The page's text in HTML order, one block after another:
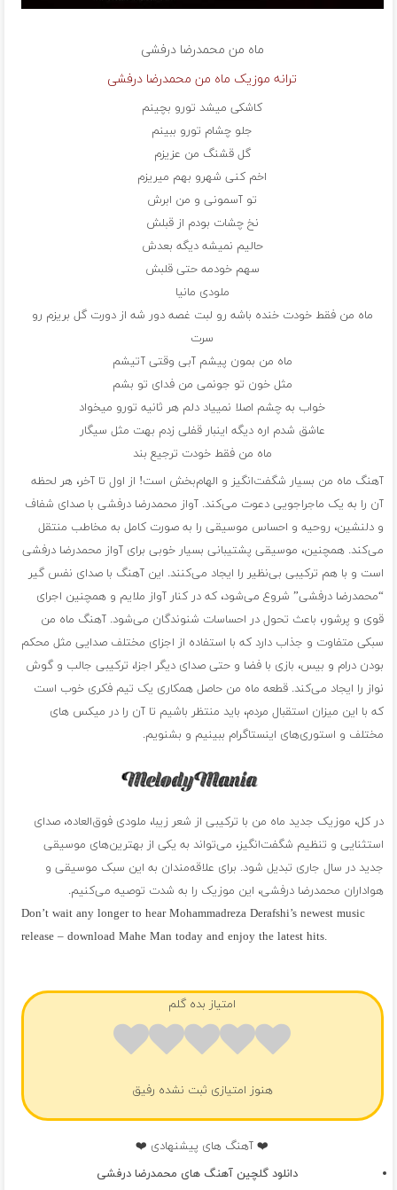
ماه من محمدرضا درفشی
ترانه موزیک ماه من محمدرضا درفشی
کاشکی میشد تورو بچینم
جلو چشام تورو ببینم
گل قشنگ من عزیزم
اخم کنی شهرو بهم میریزم
تو آسمونی و من ابرش
نخ چشات بودم از قبلش
حالیم نمیشه دیگه بعدش
سهم خودمه حتی قلبش
ملودی مانیا
ماه من فقط خودت خنده باشه رو لبت غصه دور شه از دورت گل بریزم رو
سرت
ماه من بمون پیشم آبی وقتی آتیشم
مثل خون تو جونمی من فدای تو بشم
خواب به چشم اصلا نمییاد دلم هر ثانیه تورو میخواد
عاشق شدم اره دیگه اینبار قفلی زدم بهت مثل سیگار
ماه من فقط خودت ترجیع بند
آهنگ ماه من بسیار شگفت‌انگیز و الهام‌بخش است! از اول تا آخر، هر لحظه
آن را به یک ماجراجویی دعوت می‌کند. آواز محمدرضا درفشی با صدای شفاف
و دلنشین، روحیه و احساس موسیقی را به صورت کامل به مخاطب منتقل
می‌کند. همچنین، موسیقی پشتیبانی بسیار خوبی برای آواز محمدرضا درفشی
است و با هم ترکیبی بی‌نظیر را ایجاد می‌کنند. این آهنگ با صدای نفس گیر
“محمدرضا درفشی” شروع می‌شود، که در کنار آواز ملایم و همچنین اجرای
قوی و پرشور، باعث تحول در احساسات شنوندگان می‌شود. آهنگ ماه من
سبکی متفاوت و جذاب دارد که با استفاده از اجزای مختلف صدایی مثل محکم
بودن درام و بیس، بازی با فضا و حتی صدای دیگر اجزا، ترکیبی جالب و گوش
نواز را ایجاد می‌کند. قطعه ماه من حاصل همکاری یک تیم فکری خوب است
که با این میزان استقبال مردم، باید منتظر باشیم تا آن را در میکس های
مختلف و استوری‌های اینستاگرام ببینیم و بشنویم.
در کل، موزیک جدید ماه من با ترکیبی از شعر زیبا، ملودی فوق‌العاده، صدای
استثنایی و تنظیم شگفت‌انگیز، می‌تواند به یکی از بهترین‌های موسیقی
جدید در سال جاری تبدیل شود. برای علاقه‌مندان به این سبک موسیقی و
هواداران محمدرضا درفشی، این موزیک را به شدت توصیه می‌کنیم.
Don’t wait any longer to hear Mohammadreza Derafshi’s newest music
release – download Mahe Man today and enjoy the latest hits.
امتیاز بده گلم
هنوز امتیازی ثبت نشده رفیق
❤️ آهنگ های پیشنهادی ❤️
دانلود گلچین آهنگ های محمدرضا درفشی